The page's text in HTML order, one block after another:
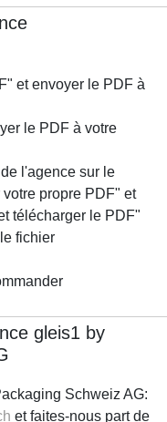
et envoyer le PDF à
le PDF à votre
l'agence sur le
propre PDF" et
télécharger le PDF"
fichier
gleis1 by
Schweiz AG:
et faites-nous part de